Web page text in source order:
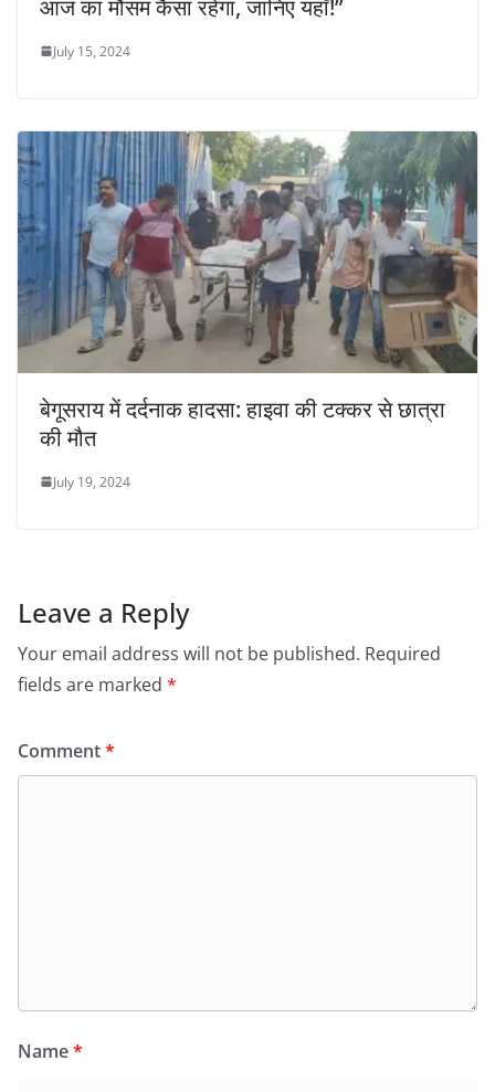
आज का मौसम कैसा रहेगा, जानिए यहाँ!”
July 15, 2024
बेगूसराय में दर्दनाक हादसा: हाइवा की टक्कर से छात्रा
की मौत
July 19, 2024
Leave a Reply
Your email address will not be published. Required
fields are marked *
Comment*
Name*